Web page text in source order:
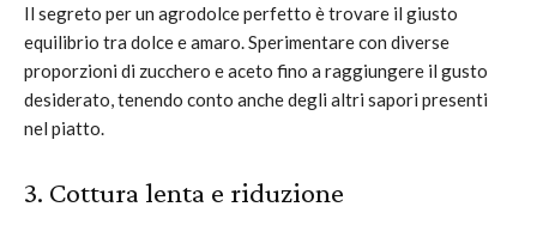
Il segreto per un agrodolce perfetto è trovare il giusto
equilibrio tra dolce e amaro. Sperimentare con diverse
proporzioni di zucchero e aceto fino a raggiungere il gusto
desiderato, tenendo conto anche degli altri sapori presenti
nel piatto.
3. Cottura lenta e riduzione